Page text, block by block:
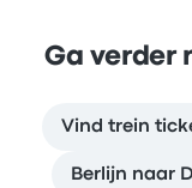
Ga verder
Vind trein
Berlijn naar